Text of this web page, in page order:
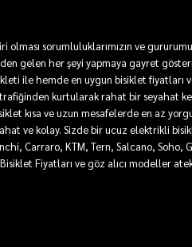
sorumluluklarımızın ve
gelen her şeyi yapmaya gayret
ile hemde en uygun bisiklet
kurtularak rahat bir seyahat
kısa ve uzun mesafelerde en az
ve kolay. Sizde bir ucuz elektrikli
Carraro, KTM, Tern, Salcano,
Fiyatları ve göz alıcı modeller